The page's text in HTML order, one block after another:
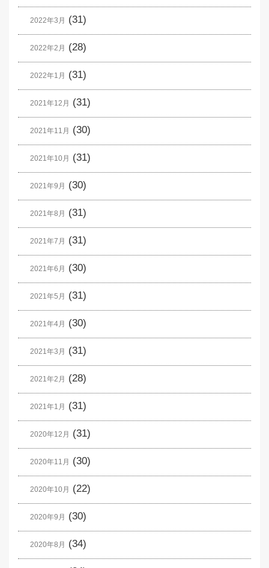
2022年3月 (31)
2022年2月 (28)
2022年1月 (31)
2021年12月 (31)
2021年11月 (30)
2021年10月 (31)
2021年9月 (30)
2021年8月 (31)
2021年7月 (31)
2021年6月 (30)
2021年5月 (31)
2021年4月 (30)
2021年3月 (31)
2021年2月 (28)
2021年1月 (31)
2020年12月 (31)
2020年11月 (30)
2020年10月 (22)
2020年9月 (30)
2020年8月 (34)